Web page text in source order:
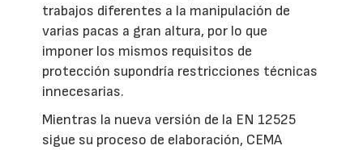
trabajos diferentes a la manipulación de
varias pacas a gran altura, por lo que
imponer los mismos requisitos de
protección supondría restricciones técnicas
innecesarias.
Mientras la nueva versión de la EN 12525
sigue su proceso de elaboración, CEMA